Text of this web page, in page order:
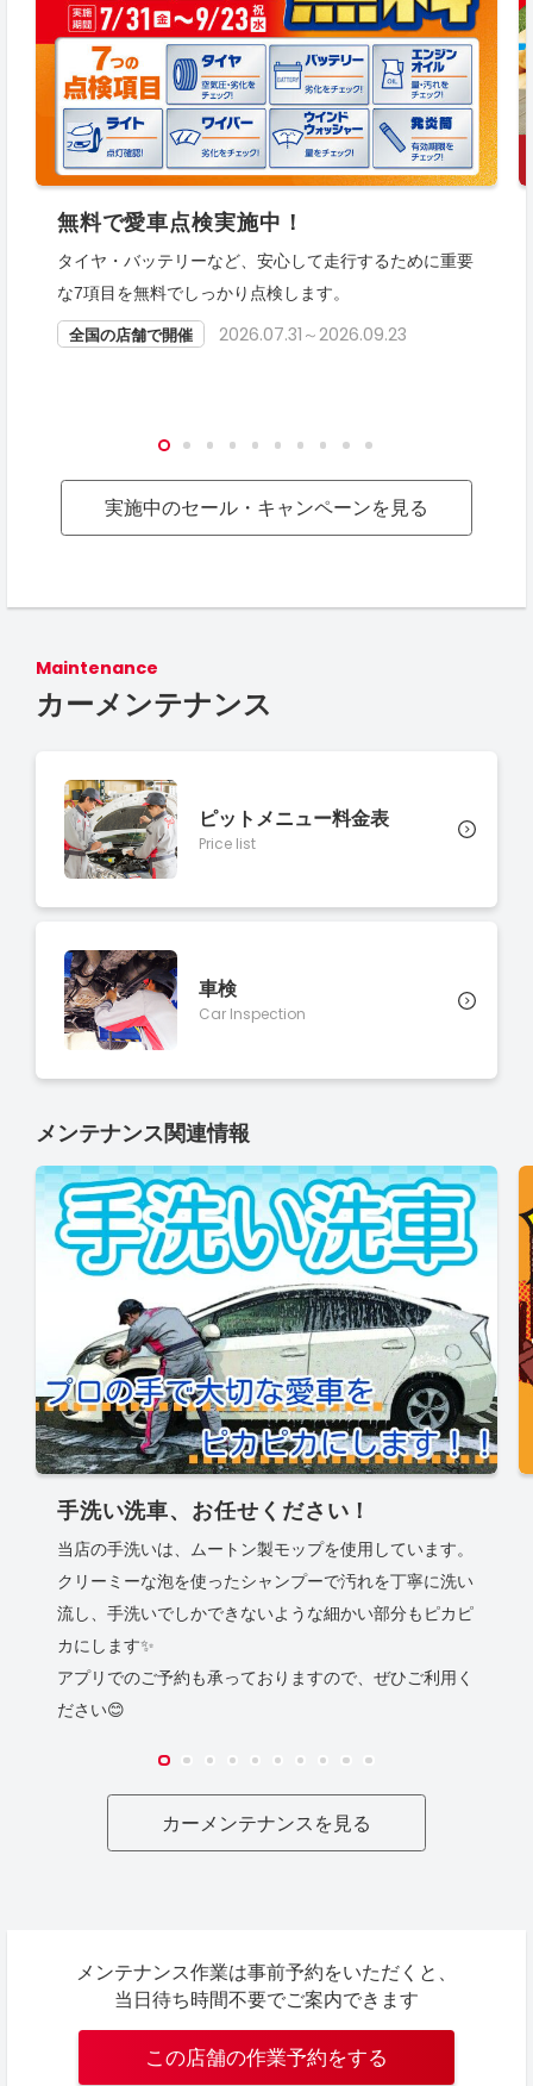
無料で愛車点検実施中！
タイヤ・バッテリーなど、安心して走行するために重要
な7項目を無料でしっかり点検します。
全国の店舗で開催 2026.07.31～2026.09.23
実施中のセール・キャンペーンを見る
Maintenance
カーメンテナンス
ピットメニュー料金表
Price list
車検
Car Inspection
メンテナンス関連情報
手洗い洗車、お任せください！
当店の手洗いは、ムートン製モップを使用しています。
クリーミーな泡を使ったシャンプーで汚れを丁寧に洗い
流し、手洗いでしかできないような細かい部分もピカピ
カにします✨
アプリでのご予約も承っておりますので、ぜひご利用く
ださい😊
カーメンテナンスを見る
メンテナンス作業は事前予約をいただくと、
当日待ち時間不要でご案内できます
この店舗の作業予約をする